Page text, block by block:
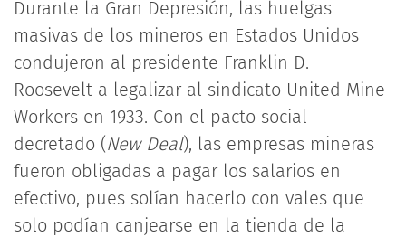
Durante la Gran Depresión, las huelgas
masivas de los mineros en Estados Unidos
condujeron al presidente Franklin D.
Roosevelt a legalizar al sindicato United Mine
Workers en 1933. Con el pacto social
decretado (New Deal), las empresas mineras
fueron obligadas a pagar los salarios en
efectivo, pues solían hacerlo con vales que
solo podían canjearse en la tienda de la